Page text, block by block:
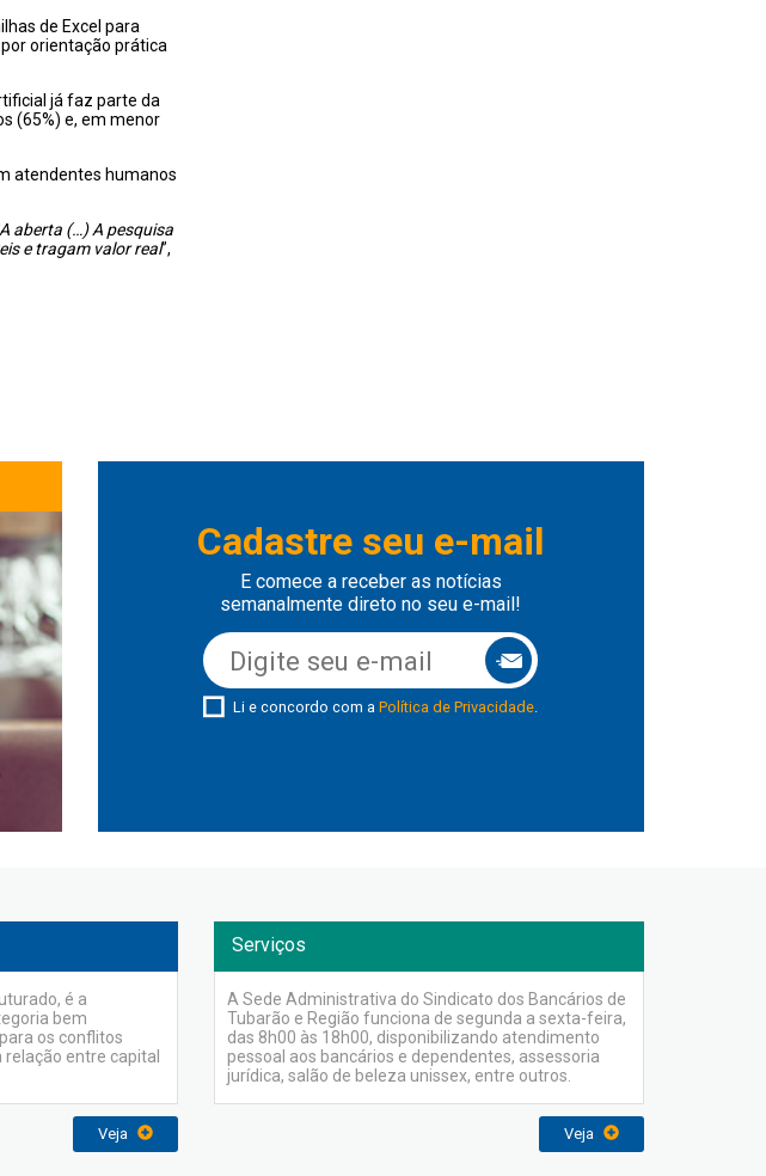
de Excel para
orientação prática
já faz parte da
(65%) e, em menor
atendentes humanos
aberta (…) A pesquisa
e tragam valor real”,
Cadastre seu e-mail
E comece a receber as notícias
semanalmente direto no seu e-mail!
Li e concordo com aPolítica de Privacidade.
é a
bem
os conflitos
entre capital
Veja
Serviços
A Sede Administrativa do Sindicato dos Bancários de
Tubarão e Região funciona de segunda a sexta-feira,
das 8h00 às 18h00, disponibilizando atendimento
pessoal aos bancários e dependentes, assessoria
jurídica, salão de beleza unissex, entre outros.
Veja